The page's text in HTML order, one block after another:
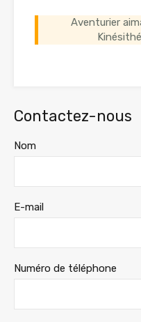
Aventurier
Contactez-nous
Nom
E-mail
Numéro de téléphone